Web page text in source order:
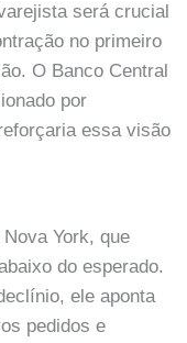
será crucial
no primeiro
O Banco Central
por
essa visão
York, que
do esperado.
ele aponta
pedidos e